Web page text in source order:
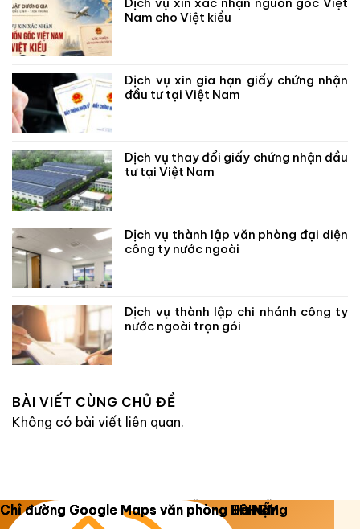
Nam cho Việt kiều
Dịch vụ xin gia hạn giấy chứng nhận
đầu tư tại Việt Nam
Dịch vụ thay đổi giấy chứng nhận đầu
tư tại Việt Nam
Dịch vụ thành lập văn phòng đại diện
công ty nước ngoài
Dịch vụ thành lập chi nhánh công ty
nước ngoài trọn gói
BÀI VIẾT CÙNG CHỦ ĐỀ
Không có bài viết liên quan.
Copyright 2026 © Luật Dương Gia